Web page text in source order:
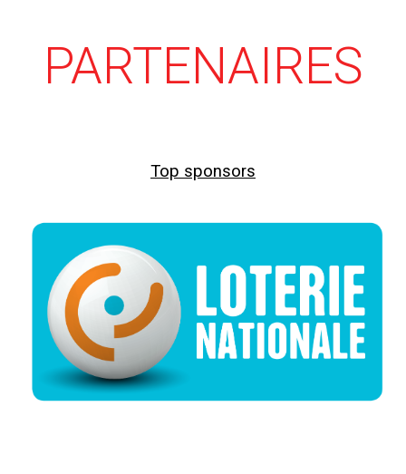
PARTENAIRES
Top sponsors